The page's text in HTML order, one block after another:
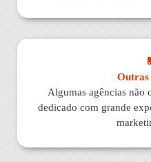
Outras
Algumas agências não
dedicado com grande